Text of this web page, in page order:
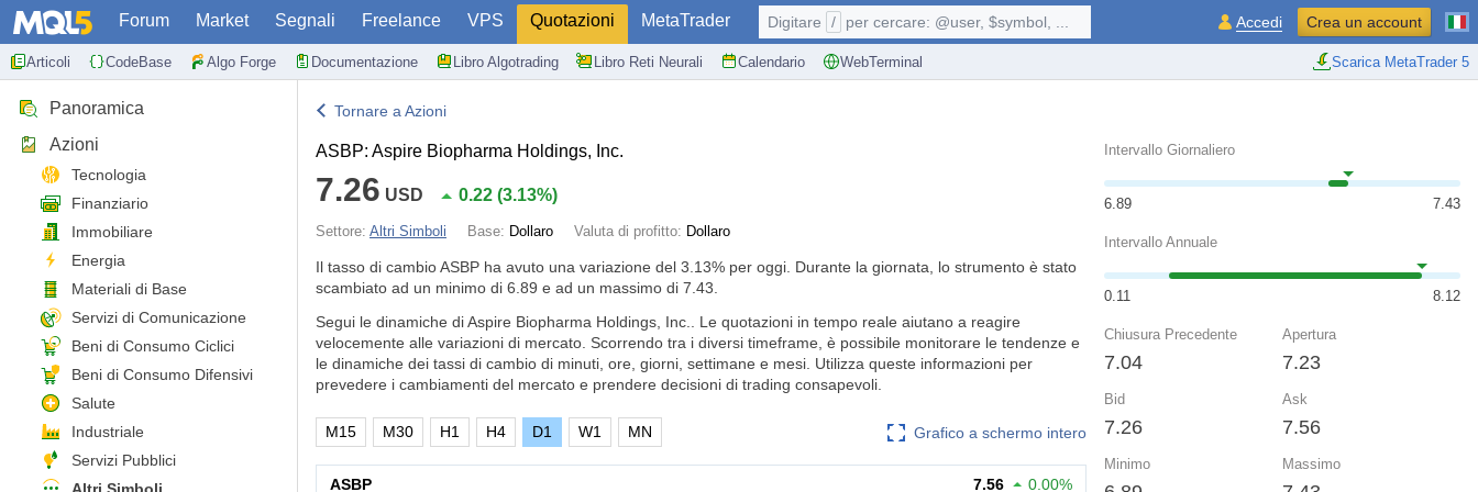
Forum Market Segnali Freelance VPS Quotazioni MetaTrader
Articoli CodeBase Algo Forge Documentazione Libro Algotrading Libro Reti Neurali Calendario WebTerminal Scarica MetaTrader 5
Digitare / per cercare: @user, $symbol, ... Accedi Crea un account
Panoramica
Azioni
Tecnologia
Finanziario
Immobiliare
Energia
Materiali di Base
Servizi di Comunicazione
Beni di Consumo Ciclici
Beni di Consumo Difensivi
Salute
Industriale
Servizi Pubblici
Tornare a Azioni
ASBP: Aspire Biopharma Holdings, Inc.
7.26 USD 0.22 (3.13%)
Settore: Altri Simboli Base: Dollaro Valuta di profitto: Dollaro
Il tasso di cambio ASBP ha avuto una variazione del 3.13% per oggi. Durante la giornata, lo strumento è stato
scambiato ad un minimo di 6.89 e ad un massimo di 7.43.
Segui le dinamiche di Aspire Biopharma Holdings, Inc.. Le quotazioni in tempo reale aiutano a reagire
velocemente alle variazioni di mercato. Scorrendo tra i diversi timeframe, è possibile monitorare le tendenze e
le dinamiche dei tassi di cambio di minuti, ore, giorni, settimane e mesi. Utilizza queste informazioni per
prevedere i cambiamenti del mercato e prendere decisioni di trading consapevoli.
Grafico a schermo intero
M15 M30 H1 H4 D1 W1 MN
ASBP 7.56 0.00%
Intervallo Giornaliero
6.89 7.43
Intervallo Annuale
0.11 8.12
Chiusura Precedente
7.04
Apertura
7.23
Bid
7.26
Ask
7.56
Minimo Massimo